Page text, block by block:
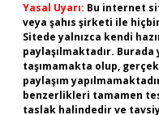
Yasal Uyarı: Bu internet
veya şahıs şirketi ile
Sitede yalnızca kendi
paylaşılmaktadır.
taşımamakta olup,
paylaşım
benzerlikleri tamamen
taslak halindedir ve